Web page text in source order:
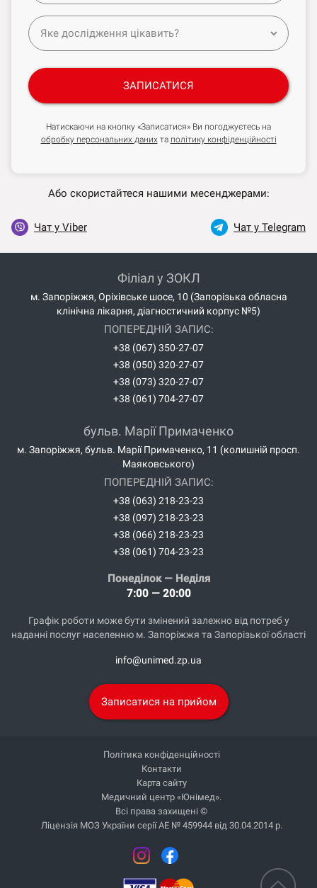
ЗАПИСАТИСЯ
Натискаючи на кнопку «Записатися» Ви погоджуєтесь на
обробку персональних данихта політику конфіденційності
Або скористайтеся нашими месенджерами:
Чат у Viber Чат у Telegram
Понеділок — Неділя
7:00 — 20:00
Графік роботи може бути змінений залежно від потреб у
наданні послуг населенню м. Запоріжжя та Запорізької області
info@unimed.zp.ua
Записатися на прийом
Філіал у ЗОКЛ
м. Запоріжжя, Оріхівське шосе, 10 (Запорізька обласна
клінічна лікарня, діагностичний корпус №5)
ПОПЕРЕДНІЙ ЗАПИС:
+38 (067) 350-27-07
+38 (050) 320-27-07
+38 (073) 320-27-07
+38 (061) 704-27-07
бульв. Марії Примаченко
м. Запоріжжя, бульв. Марії Примаченко, 11 (колишній просп.
Маяковського)
ПОПЕРЕДНІЙ ЗАПИС:
+38 (063) 218-23-23
+38 (097) 218-23-23
+38 (066) 218-23-23
+38 (061) 704-23-23
Політика конфіденційності
Контакти
Карта сайту
Медичний центр «Юнімед».
Всі права захищені ©
Ліцензія МОЗ України серії АЕ № 459944 від 30.04.2014 р.